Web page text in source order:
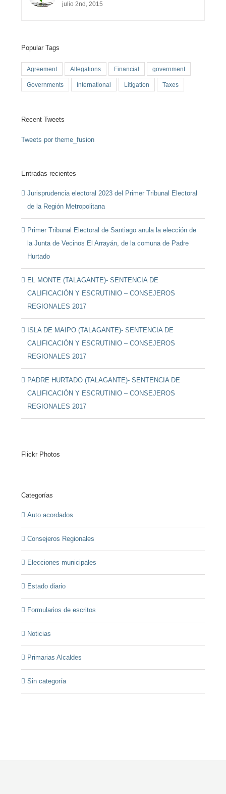
julio 2nd, 2015
Popular Tags
Agreement Allegations Financial government
Governments International Litigation Taxes
Recent Tweets
Tweets por theme_fusion
Entradas recientes
Jurisprudencia electoral 2023 del Primer Tribunal Electoral
de la Región Metropolitana
Primer Tribunal Electoral de Santiago anula la elección de
la Junta de Vecinos El Arrayán, de la comuna de Padre
Hurtado
EL MONTE (TALAGANTE)- SENTENCIA DE
CALIFICACIÓN Y ESCRUTINIO – CONSEJEROS
REGIONALES 2017
ISLA DE MAIPO (TALAGANTE)- SENTENCIA DE
CALIFICACIÓN Y ESCRUTINIO – CONSEJEROS
REGIONALES 2017
PADRE HURTADO (TALAGANTE)- SENTENCIA DE
CALIFICACIÓN Y ESCRUTINIO – CONSEJEROS
REGIONALES 2017
Flickr Photos
Categorías
Auto acordados
Consejeros Regionales
Elecciones municipales
Estado diario
Formularios de escritos
Noticias
Primarias Alcaldes
Sin categoría